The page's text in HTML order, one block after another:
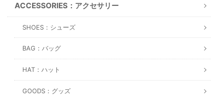
ACCESSORIES：アクセサリー
SHOES：シューズ
BAG：バッグ
HAT：ハット
GOODS：グッズ